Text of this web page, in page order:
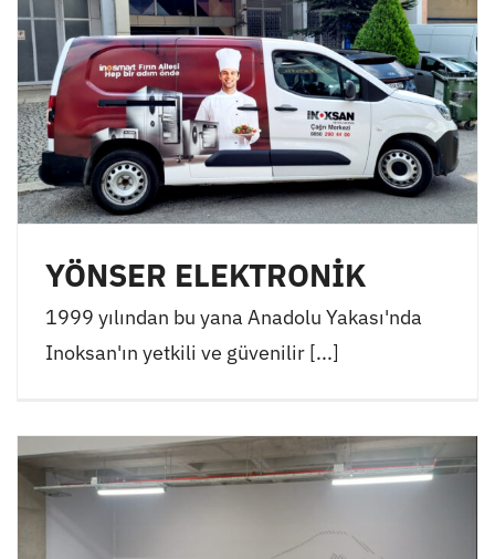
YÖNSER ELEKTRONİK
1999 yılından bu yana Anadolu Yakası'nda
Inoksan'ın yetkili ve güvenilir [...]